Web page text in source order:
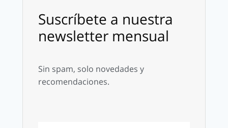
Suscríbete a nuestra
newsletter mensual
Sin spam, solo novedades y
recomendaciones.